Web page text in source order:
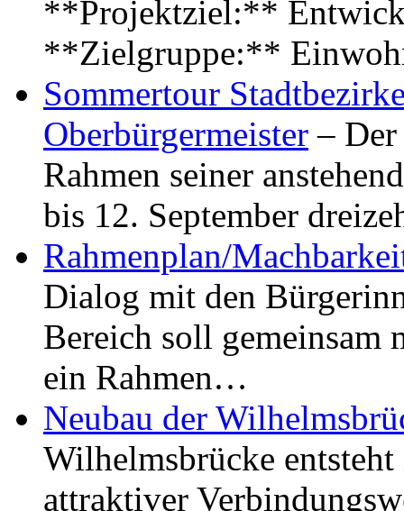
**Projektziel:**
**Zielgruppe:**
Sommertour
Oberbürgermeister –
Rahmen seiner
bis 12. September
Rahmenplan/
Dialog mit den
Bereich soll gemeinsam
ein Rahmen…
Neubau der
Wilhelmsbrücke
attraktiver